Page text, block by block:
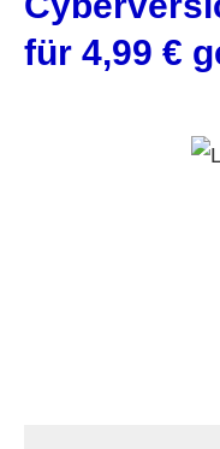
für 4,99 €